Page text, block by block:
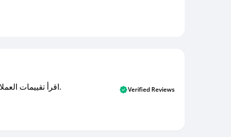
اقرأ تقييمات العملاء الأصلية والتقييمات من المشترين المتحققين. اكتشف ما يعتقده المستخدمون الحقيقيون حول خدمتنا وتعلم من تجاربهم. Verified Reviews